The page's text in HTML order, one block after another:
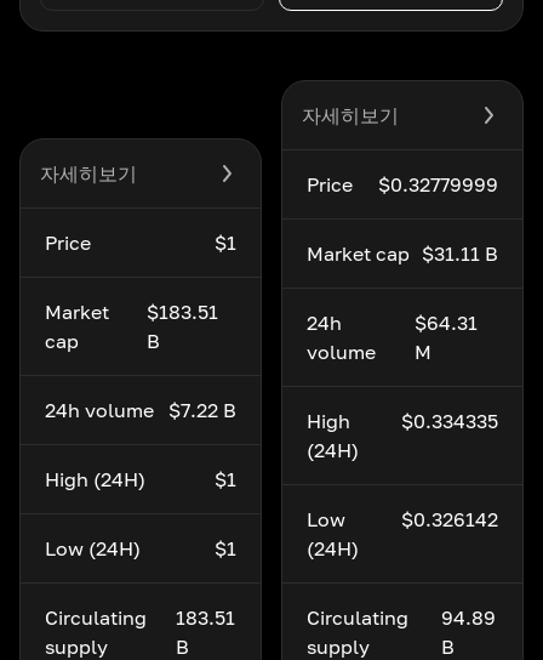
자세히보기
Price $1
Market
cap
$183.51
B
24h volume $7.22 B
High (24H) $1
Low (24H) $1
Circulating
supply
183.51
B
자세히보기
Price $0.32779999
Market cap $31.11 B
24h
volume
$64.31
M
High
(24H)
$0.334335
Low
(24H)
$0.326142
Circulating
supply
94.89
B